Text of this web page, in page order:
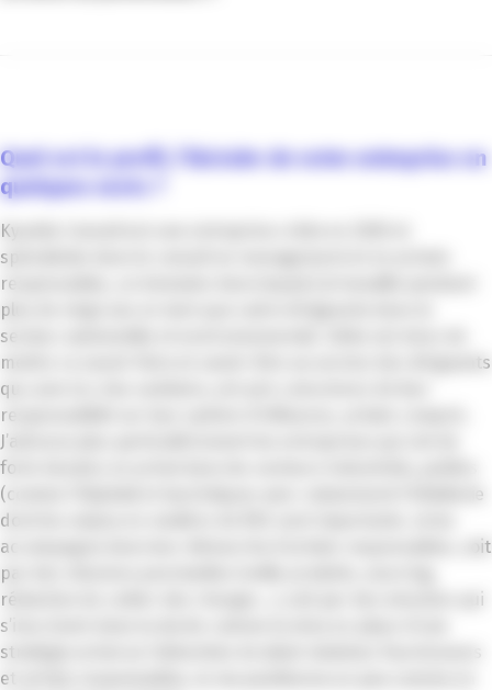
Quel est le profil, l’histoire de votre entreprise en
quelques mots ?
Kyanite Conseil est une entreprise créée en 2020 et
spécialisée dans le conseil en management et en achats
responsables, un domaine dans lequel j’ai travaillé pendant
plus de vingt ans en tant que cadre dirigeante dans le
secteur automobile et environnemental. L’idée est donc de
mettre ce savoir-faire et savoir-être au service des dirigeants
qui, avec la crise sanitaire, ont pris conscience de leur
responsabilité sur leur sphère d’influence, achats compris.
J’adresse plus particulièrement les entreprises qui ont de
forts besoins en achat dans les secteurs industriels, publics
(comme l’hôpital) et touristiques avec notamment l’hôtellerie
dont les enjeux en matière de RSE sont importants. Je les
accompagne dans leur démarche d’achats responsables, soit
par des missions ponctuelles (veille produits, sourcing,
rédaction du cahier des charges…), soit par des missions qui
s’inscrivent dans la durée comme la mise en place d’une
stratégie achat ou l’obtention du label relations fournisseurs
et achats responsables. Je me positionne un peu comme un